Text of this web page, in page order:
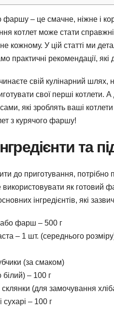
фаршу – це смачне, ніжне і
котлет може стати
кожному. У цій статті ми
практичні рекомендації, які
свій кулінарний шлях,
свої перші котлети.
які зроблять ваші
з курячого фаршу!
та
до приготування, потрібно
як готовий
інгредієнтів, які
фарш – 500 г
– 1 шт. (середнього
(за смаком)
– 100 г
(для замочування
сухарі – 100 г